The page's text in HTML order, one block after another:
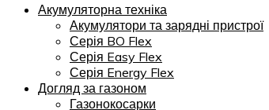
Акумуляторна техніка
Акумулятори та зарядні пристрої
Серія BO Flex
Серія Easy Flex
Серія Energy Flex
Догляд за газоном
Газонокосарки